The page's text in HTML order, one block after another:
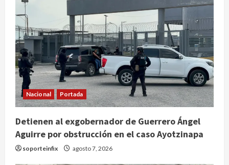
Nacional Portada
Detienen al exgobernador de Guerrero Ángel
Aguirre por obstrucción en el caso Ayotzinapa
soporteinfix agosto 7, 2026
Detienen a ‘El Pony’ con fusil M4,